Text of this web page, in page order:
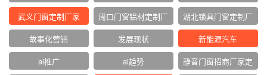
名
家
家
武义门窗定制厂家
周口门窗铝材定制厂
家
湖北锁具门窗定制厂
家
故事化营销 发展现状
新能源汽车
ai推广
ai趋势
静音门窗招商厂家定